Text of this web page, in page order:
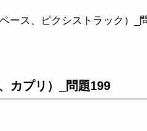
ース、ピクシストラック）_
カプリ）_問題199